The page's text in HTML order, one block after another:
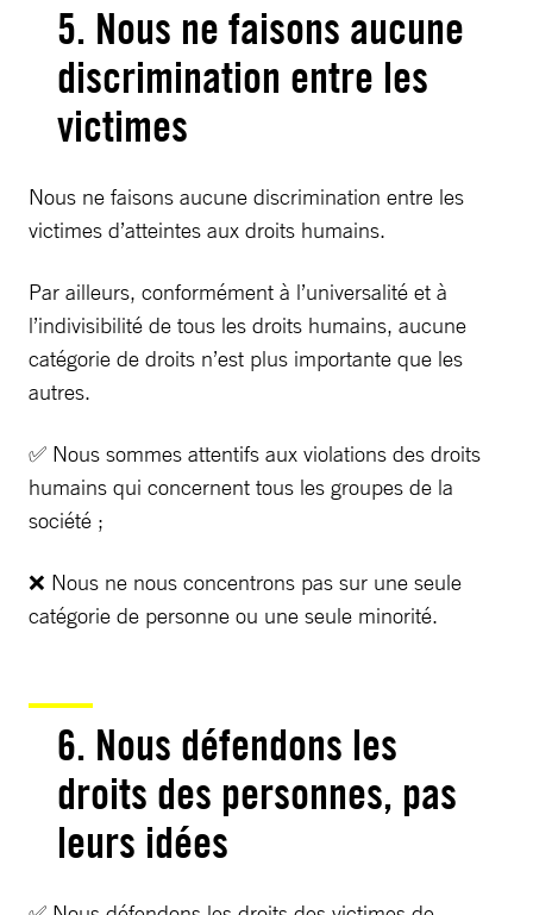
5. Nous ne faisons aucune
discrimination entre les
victimes
Nous ne faisons aucune discrimination entre les
victimes d’atteintes aux droits humains.
Par ailleurs, conformément à l’universalité et à
l’indivisibilité de tous les droits humains, aucune
catégorie de droits n’est plus importante que les
autres.
✅ Nous sommes attentifs aux violations des droits
humains qui concernent tous les groupes de la
société ;
❌ Nous ne nous concentrons pas sur une seule
catégorie de personne ou une seule minorité.
6. Nous défendons les
droits des personnes, pas
leurs idées